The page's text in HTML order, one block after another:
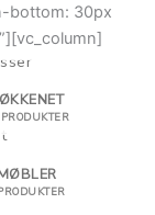
bottom: 30px